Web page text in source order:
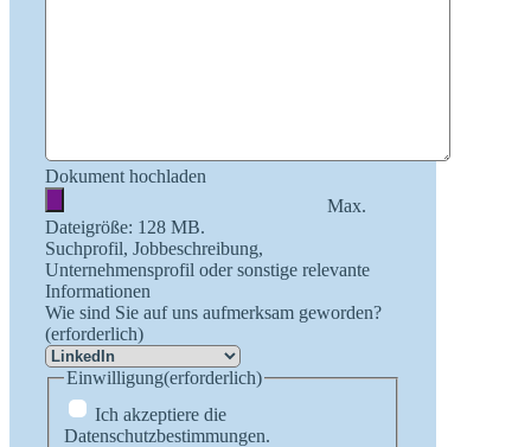
Dokument hochladen
Max.
Dateigröße: 128 MB.
Suchprofil, Jobbeschreibung,
Unternehmensprofil oder sonstige relevante
Informationen
Wie sind Sie auf uns aufmerksam geworden?
(erforderlich)
Einwilligung(erforderlich)
Ich akzeptiere die
Datenschutzbestimmungen.